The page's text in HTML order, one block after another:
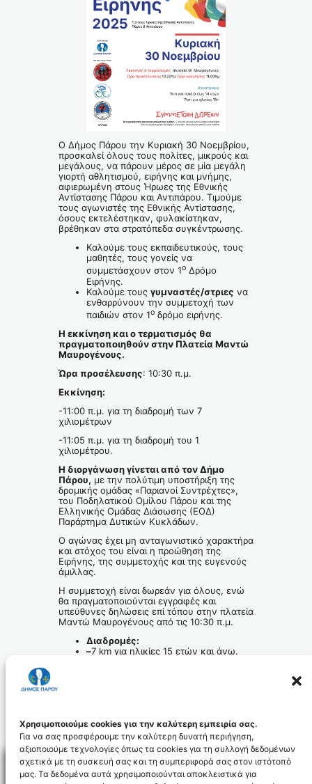
Χρησιμοποιούμε cookies για την καλύτερη εμπειρία σας.
Για να σας προσφέρουμε την καλύτερη δυνατή περιήγηση,
αξιοποιούμε τεχνολογίες όπως τα cookies για τη συλλογή δεδομένων
σχετικά με τη συσκευή σας και τη συμπεριφορά σας στον ιστότοπό
μας. Τα δεδομένα αυτά χρησιμοποιούνται αποκλειστικά για
Ο Δήμος Πάρου την Κυριακή 30 Νοεμβρίου,
προσκαλεί όλους τους πολίτες, μικρούς και
μεγάλους, να πάρουν μέρος σε μία μεγάλη
γιορτή αθλητισμού, ειρήνης και μνήμης,
αφιερωμένη στους Ήρωες της Εθνικής
Αντίστασης Πάρου και Αντιπάρου. Τιμούμε
τους αγωνιστές της Εθνικής Αντίστασης,
όσους εκτελέστηκαν, φυλακίστηκαν,
βρέθηκαν στα στρατόπεδα συγκέντρωσης.
Καλούμε τους εκπαιδευτικούς, τους
μαθητές, τους γονείς να
συμμετάσχουν στον 1ο Δρόμο
Ειρήνης.
Καλούμε τους γυμναστές/στριες να
ενθαρρύνουν την συμμετοχή των
παιδιών στον 1ο δρόμο ειρήνης.
Η εκκίνηση και ο τερματισμός θα
πραγματοποιηθούν στην Πλατεία Μαντώ
Μαυρογένους.
Ώρα προσέλευσης: 10:30 π.μ.
Εκκίνηση:
-11:00 π.μ. για τη διαδρομή των 7
χιλιομέτρων
-11:05 π.μ. για τη διαδρομή του 1
χιλιομέτρου.
Η διοργάνωση γίνεται από τον Δήμο
Πάρου, με την πολύτιμη υποστήριξη της
δρομικής ομάδας «Παριανοί Συντρέχτες»,
του Ποδηλατικού Ομίλου Πάρου και της
Ελληνικής Ομάδας Διάσωσης (ΕΟΔ)
Παράρτημα Δυτικών Κυκλάδων.
Ο αγώνας έχει μη ανταγωνιστικό χαρακτήρα
και στόχος του είναι η προώθηση της
Ειρήνης, της συμμετοχής και της ευγενούς
άμιλλας.
Η συμμετοχή είναι δωρεάν για όλους, ενώ
θα πραγματοποιούνται εγγραφές και
υπεύθυνες δηλώσεις επί τόπου στην πλατεία
Μαντώ Μαυρογένους από τις 10:30 π.μ.
Διαδρομές:
–7 km για ηλικίες 15 ετών και άνω.
καπέλο.